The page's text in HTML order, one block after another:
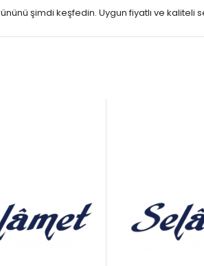
şimdi keşfedin. Uygun fiyatlı ve